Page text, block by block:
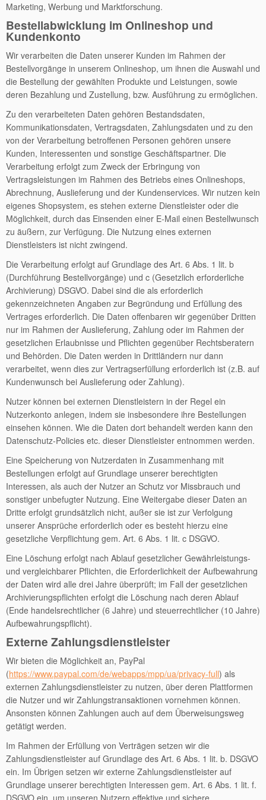
Marketing, Werbung und Marktforschung.
Bestellabwicklung im Onlineshop und
Kundenkonto
Wir verarbeiten die Daten unserer Kunden im Rahmen der
Bestellvorgänge in unserem Onlineshop, um ihnen die Auswahl und
die Bestellung der gewählten Produkte und Leistungen, sowie
deren Bezahlung und Zustellung, bzw. Ausführung zu ermöglichen.
Zu den verarbeiteten Daten gehören Bestandsdaten,
Kommunikationsdaten, Vertragsdaten, Zahlungsdaten und zu den
von der Verarbeitung betroffenen Personen gehören unsere
Kunden, Interessenten und sonstige Geschäftspartner. Die
Verarbeitung erfolgt zum Zweck der Erbringung von
Vertragsleistungen im Rahmen des Betriebs eines Onlineshops,
Abrechnung, Auslieferung und der Kundenservices. Wir nutzen kein
eigenes Shopsystem, es stehen externe Dienstleister oder die
Möglichkeit, durch das Einsenden einer E-Mail einen Bestellwunsch
zu äußern, zur Verfügung. Die Nutzung eines externen
Dienstleisters ist nicht zwingend.
Die Verarbeitung erfolgt auf Grundlage des Art. 6 Abs. 1 lit. b
(Durchführung Bestellvorgänge) und c (Gesetzlich erforderliche
Archivierung) DSGVO. Dabei sind die als erforderlich
gekennzeichneten Angaben zur Begründung und Erfüllung des
Vertrages erforderlich. Die Daten offenbaren wir gegenüber Dritten
nur im Rahmen der Auslieferung, Zahlung oder im Rahmen der
gesetzlichen Erlaubnisse und Pflichten gegenüber Rechtsberatern
und Behörden. Die Daten werden in Drittländern nur dann
verarbeitet, wenn dies zur Vertragserfüllung erforderlich ist (z.B. auf
Kundenwunsch bei Auslieferung oder Zahlung).
Nutzer können bei externen Dienstleistern in der Regel ein
Nutzerkonto anlegen, indem sie insbesondere ihre Bestellungen
einsehen können. Wie die Daten dort behandelt werden kann den
Datenschutz-Policies etc. dieser Dienstleister entnommen werden.
Eine Speicherung von Nutzerdaten in Zusammenhang mit
Bestellungen erfolgt auf Grundlage unserer berechtigten
Interessen, als auch der Nutzer an Schutz vor Missbrauch und
sonstiger unbefugter Nutzung. Eine Weitergabe dieser Daten an
Dritte erfolgt grundsätzlich nicht, außer sie ist zur Verfolgung
unserer Ansprüche erforderlich oder es besteht hierzu eine
gesetzliche Verpflichtung gem. Art. 6 Abs. 1 lit. c DSGVO.
Eine Löschung erfolgt nach Ablauf gesetzlicher Gewährleistungs-
und vergleichbarer Pflichten, die Erforderlichkeit der Aufbewahrung
der Daten wird alle drei Jahre überprüft; im Fall der gesetzlichen
Archivierungspflichten erfolgt die Löschung nach deren Ablauf
(Ende handelsrechtlicher (6 Jahre) und steuerrechtlicher (10 Jahre)
Aufbewahrungspflicht).
Externe Zahlungsdienstleister
Wir bieten die Möglichkeit an, PayPal
(https://www.paypal.com/de/webapps/mpp/ua/privacy-full) als
externen Zahlungsdienstleister zu nutzen, über deren Plattformen
die Nutzer und wir Zahlungstransaktionen vornehmen können.
Ansonsten können Zahlungen auch auf dem Überweisungsweg
getätigt werden.
Im Rahmen der Erfüllung von Verträgen setzen wir die
Zahlungsdienstleister auf Grundlage des Art. 6 Abs. 1 lit. b. DSGVO
ein. Im Übrigen setzen wir externe Zahlungsdienstleister auf
Grundlage unserer berechtigten Interessen gem. Art. 6 Abs. 1 lit. f.
DSGVO ein, um unseren Nutzern effektive und sichere